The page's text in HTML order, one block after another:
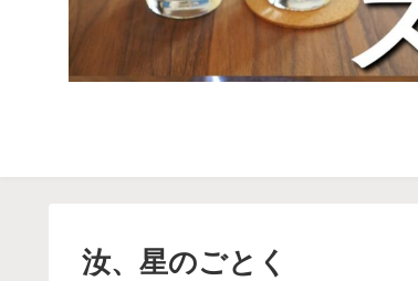
汝、星のごとく